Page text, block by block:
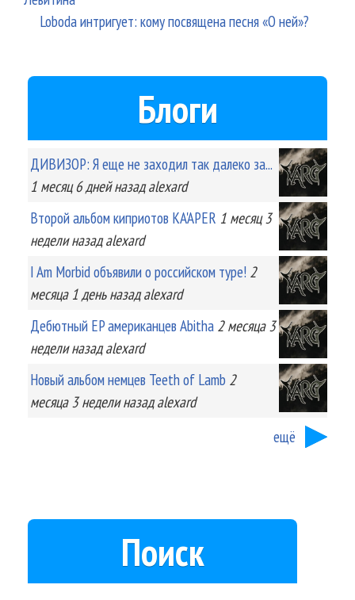
Loboda интригует: кому посвящена песня «О ней»?
Блоги
ДИВИЗОР: Я еще не заходил так далеко за...
1 месяц 6 днейназад alexard
Второй альбом киприотов KA'APER 1 месяц 3
неделиназад alexard
I Am Morbid объявили о российском туре! 2
месяца 1 деньназад alexard
Дебютный EP американцев Abitha 2 месяца 3
неделиназад alexard
Новый альбом немцев Teeth of Lamb 2
месяца 3 неделиназад alexard
ещё
Поиск